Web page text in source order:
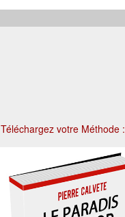
Téléchargez votre Méthode :